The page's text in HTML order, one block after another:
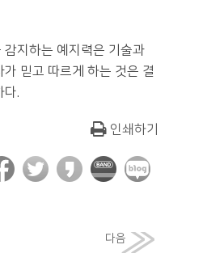
지하는 예지력은 기술과
믿고 따르게 하는 것은 결
다.
인쇄하기
다음